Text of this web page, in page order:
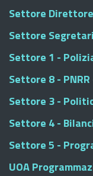
Settore
Settore
Settore 1 -
Settore 8 - PNRR
Settore 3 -
Settore 4 -
Settore 5 -
UOA